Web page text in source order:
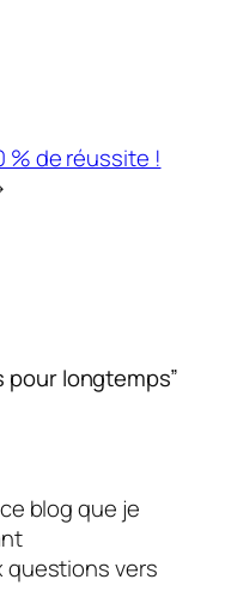
% de réussite !
pour longtemps”
blog que je
questions vers